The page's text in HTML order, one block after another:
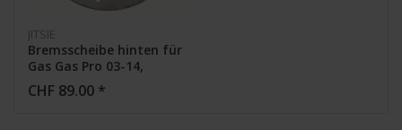
JITSIE
Bremsscheibe hinten für
Gas Gas Pro 03-14,
Jotagas 12-14, Sherco
02-14
CHF 89.00 *